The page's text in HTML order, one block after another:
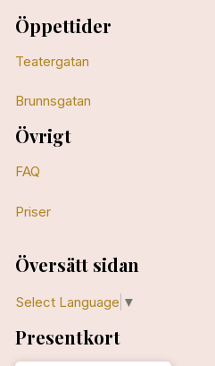
Öppettider
Teatergatan
Brunnsgatan
Övrigt
FAQ
Priser
Översätt sidan
Select Language ▼
Presentkort